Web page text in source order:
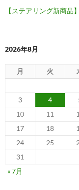
【ステアリング新商品】
2026年8月
月 火
3
4
10
11
17
18
24
25
31
« 7月